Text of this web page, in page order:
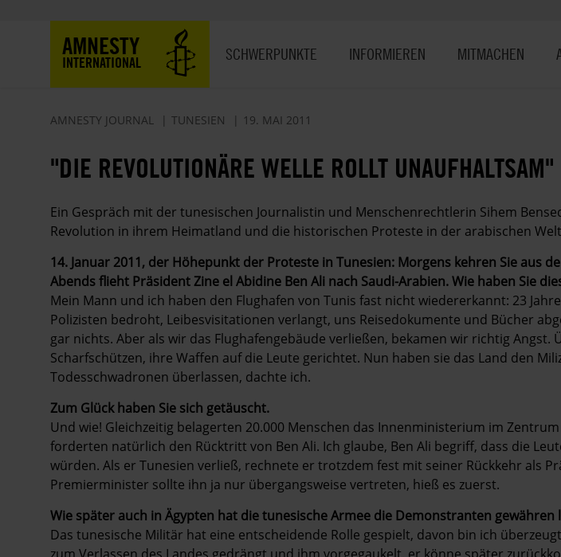
AMNESTY
INTERNATIONAL SCHWERPUNKTE INFORMIEREN MITMACHEN
AMNESTY JOURNAL TUNESIEN 19. MAI 2011
"DIE REVOLUTIONÄRE WELLE ROLLT UNAUFHALTSAM"
Ein Gespräch mit der tunesischen Journalistin und ­Menschenrechtlerin Sihem
Revolution in ihrem Heimatland und die historischen ­Proteste in der arabischen
14. Januar 2011, der Höhepunkt der Proteste in Tunesien: Morgens kehren Sie aus
Abends flieht Präsident Zine el Abidine Ben Ali nach Saudi-Arabien. Wie haben Sie
Mein Mann und ich haben den Flughafen von Tunis fast nicht wiedererkannt: 23
Polizisten bedroht, Leibesvisitationen verlangt, uns Reisedokumente und Bücher
gar nichts. Aber als wir das Flughafengebäude verließen, bekamen wir richtig Angst.
Scharfschützen, ihre Waffen auf die Leute gerichtet. Nun haben sie das Land den
Todesschwadronen überlassen, dachte ich.
Zum Glück haben Sie sich getäuscht.
Und wie! Gleichzeitig belagerten 20.000 Menschen das Innenministerium im
forderten natürlich den Rücktritt von Ben Ali. Ich glaube, Ben Ali begriff, dass die
würden. Als er Tunesien verließ, rechnete er trotzdem fest mit seiner Rückkehr als
Premierminister sollte ihn ja nur übergangsweise vertreten, hieß es zuerst.
Wie später auch in Ägypten hat die tunesische Armee die Demonstranten gewähren
Das tunesische Militär hat eine entscheidende Rolle gespielt, ­davon bin ich